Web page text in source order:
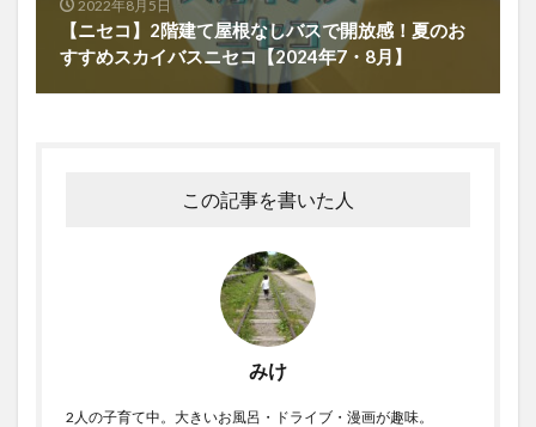
2022年8月5日
【ニセコ】2階建て屋根なしバスで開放感！夏のお
すすめスカイバスニセコ【2024年7・8月】
この記事を書いた人
みけ
2人の子育て中。大きいお風呂・ドライブ・漫画が趣味。